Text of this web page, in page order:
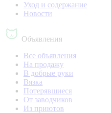
Уход и содержание
Новости
Объявления
Все объявления
На продажу
В добрые руки
Вязка
Потерявшиеся
От заводчиков
Из приютов